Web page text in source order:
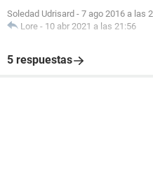
Soledad Udrisard - 7 ago 2016 a las
Lore - 10 abr 2021 a las 21:56
5 respuestas